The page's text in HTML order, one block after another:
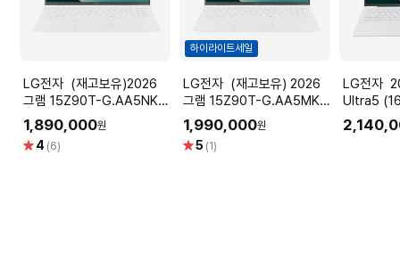
LG전자 (재고보유)2026
그램 15Z90T-G.AA5NK
(Intel
Ultra5/16GB/256GB/39.6cm(15.6)
FHD IPS/Win11/에센스화이
1,890,000원
별 4 (6)
하이라이트세일
LG전자 (재고보유) 2026
그램 15Z90T-G.AA5MK
(Intel Ultra5
/16GB/512GB/39.6cm(15.6)/FHD
IPS /Win11/에센스화이트)
1,990,000원
별5 (1)
LG전자 2026 그램 Intel
Ultra5
치/
(16.0)